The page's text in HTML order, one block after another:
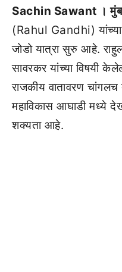
Sachin Sawant ।
(Rahul Gandhi) यांच्या
जोडो यात्रा सुरु आहे. राहुल
सावरकर यांच्या विषयी
राजकीय वातावरण
महाविकास आघाडी मध्ये
शक्यता आहे.